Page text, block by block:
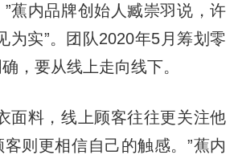
蕉内品牌创始人臧崇羽说，许
为实”。团队2020年5月筹划零
，要从线上走向线下。
料，线上顾客往往更关注他
客则更相信自己的触感。”蕉内